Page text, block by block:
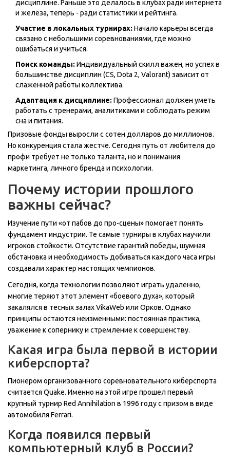
дисциплине. Раньше это делалось в клубах ради интернета
и железа, теперь - ради статистики и рейтинга.
Участие в локальных турнирах: Начало карьеры всегда
связано с небольшими соревнованиями, где можно
ошибаться и учиться.
Поиск команды: Индивидуальный скилл важен, но успех в
большинстве дисциплин (CS, Dota 2, Valorant) зависит от
слаженной работы коллектива.
Адаптация к дисциплине: Профессионал должен уметь
работать с тренерами, аналитиками и соблюдать режим
сна и питания.
Призовые фонды выросли с сотен долларов до миллионов.
Но конкуренция стала жестче. Сегодня путь от любителя до
профи требует не только таланта, но и понимания
маркетинга, личного бренда и психологии.
Почему истории прошлого
важны сейчас?
Изучение пути «от пабов до про-сцены» помогает понять
фундамент индустрии. Те самые турниры в клубах научили
игроков стойкости. Отсутствие гарантий победы, шумная
обстановка и необходимость добиваться каждого часа игры
создавали характер настоящих чемпионов.
Сегодня, когда технологии позволяют играть удаленно,
многие теряют этот элемент «боевого духа», который
закалялся в тесных залах VikaWeb или Орков. Однако
принципы остаются неизменными: постоянная практика,
уважение к сопернику и стремление к совершенству.
Какая игра была первой в истории
киберспорта?
Пионером организованного соревновательного киберспорта
считается Quake. Именно на этой игре прошел первый
крупный турнир Red Annihilation в 1996 году с призом в виде
автомобиля Ferrari.
Когда появился первый
компьютерный клуб в России?